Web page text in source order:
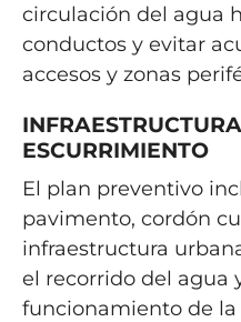
circulación del agua
conductos y evitar
accesos y zonas
ESCURRIMIENTO
El plan preventivo
pavimento, cordón
infraestructura
el recorrido del agua
funcionamiento de la